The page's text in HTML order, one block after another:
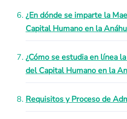
¿En dónde se imparte la
Capital Humano en la
¿Cómo se estudia en línea
del Capital Humano en la
Requisitos y Proceso de